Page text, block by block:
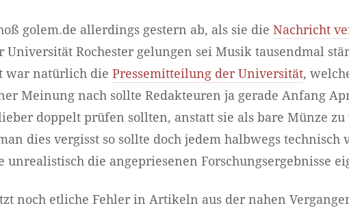
golem.de allerdings gestern ab, als sie die Nachricht
Universität Rochester gelungen sei Musik tausendmal
war natürlich die Pressemitteilung der Universität,
Meinung nach sollte Redakteuren ja gerade Anfang
doppelt prüfen sollten, anstatt sie als bare Münze
dies vergisst so sollte doch jedem halbwegs technisch
unrealistisch die angepriesenen Forschungsergebnisse
noch etliche Fehler in Artikeln aus der nahen